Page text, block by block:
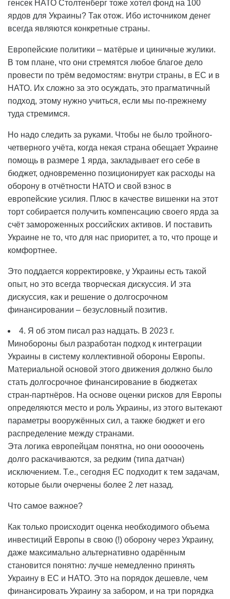
генсек НАТО Столтенберг тоже хотел фонд на 100
ярдов для Украины? Так отож. Ибо источником денег
всегда являются конкретные страны.
Европейские политики – матёрые и циничные жулики.
В том плане, что они стремятся любое благое дело
провести по трём ведомостям: внутри страны, в ЕС и в
НАТО. Их сложно за это осуждать, это прагматичный
подход, этому нужно учиться, если мы по-прежнему
туда стремимся.
Но надо следить за руками. Чтобы не было тройного-
четверного учёта, когда некая страна обещает Украине
помощь в размере 1 ярда, закладывает его себе в
бюджет, одновременно позиционирует как расходы на
оборону в отчётности НАТО и свой взнос в
европейские усилия. Плюс в качестве вишенки на этот
торт собирается получить компенсацию своего ярда за
счёт замороженных российских активов. И поставить
Украине не то, что для нас приоритет, а то, что проще и
комфортнее.
Это поддается корректировке, у Украины есть такой
опыт, но это всегда творческая дискуссия. И эта
дискуссия, как и решение о долгосрочном
финансировании – безусловный позитив.
4. Я об этом писал раз надцать. В 2023 г.
Минобороны был разработан подход к интеграции
Украины в систему коллективной обороны Европы.
Материальной основой этого движения должно было
стать долгосрочное финансирование в бюджетах
стран-партнёров. На основе оценки рисков для Европы
определяются место и роль Украины, из этого вытекают
параметры вооружённых сил, а также бюджет и его
распределение между странами.
Эта логика европейцам понятна, но они ооооочень
долго раскачиваются, за редким (типа датчан)
исключением. Т.е., сегодня ЕС подходит к тем задачам,
которые были очерчены более 2 лет назад.
Что самое важное?
Как только происходит оценка необходимого объема
инвестиций Европы в свою (!) оборону через Украину,
даже максимально альтернативно одарённым
становится понятно: лучше немедленно принять
Украину в ЕС и НАТО. Это на порядок дешевле, чем
финансировать Украину за забором, и на три порядка